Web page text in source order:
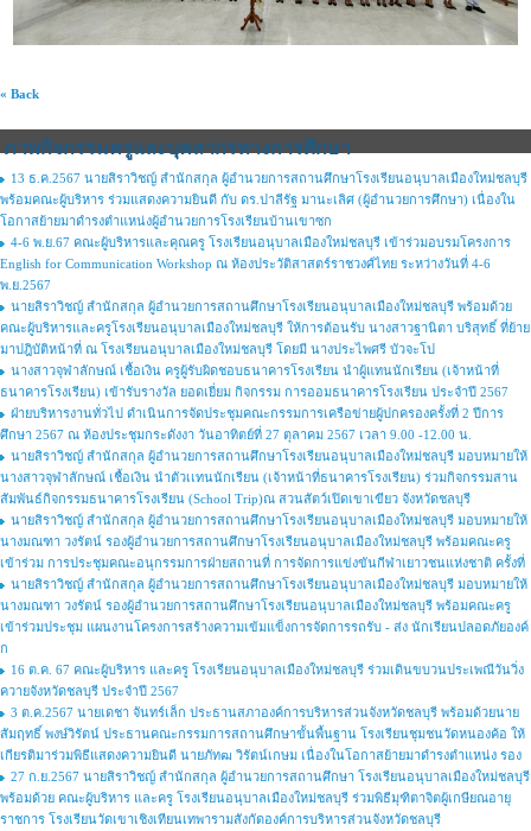
« Back
ภาพกิจกรรมครูและบุคลากรทางการศึกษา
13 ธ.ค.2567 นายสิราวิชญ์ สำนักสกุล ผู้อำนวยการสถานศึกษาโรงเรียนอนุบาลเมืองใหม่ชลบุรี
พร้อมคณะผู้บริหาร ร่วมแสดงความยินดี กับ ดร.ปาลีรัฐ มานะเลิศ (ผู้อำนวยการศึกษา) เนื่องใน
โอกาสย้ายมาดำรงตำแหน่งผู้อำนวยการโรงเรียนบ้านเขาซก
4-6 พ.ย.67 คณะผู้บริหารและคุณครู โรงเรียนอนุบาลเมืองใหม่ชลบุรี เข้าร่วมอบรมโครงการ
English for Communication Workshop ณ ห้องประวัติสาสตร์ราชวงศ์ไทย ระหว่างวันที่ 4-6
พ.ย.2567
นายสิราวิชญ์ สำนักสกุล ผู้อำนวยการสถานศึกษาโรงเรียนอนุบาลเมืองใหม่ชลบุรี พร้อมด้วย
คณะผู้บริหารและครูโรงเรียนอนุบาลเมืองใหม่ชลบุรี ให้การต้อนรับ นางสาวฐานิตา บริสุทธิ์ ที่ย้าย
มาปฎิบัติหน้าที่ ณ โรงเรียนอนุบาลเมืองใหม่ชลบุรี โดยมี นางประไพศรี บัวจะโป
นางสาวจุฬาลักษณ์ เชื้อเงิน ครูผู้รับผิดชอบธนาคารโรงเรียน นำผู้แทนนักเรียน (เจ้าหน้าที่
ธนาคารโรงเรียน) เข้ารับรางวัล ยอดเยี่ยม กิจกรรม การออมธนาคารโรงเรียน ประจำปี 2567
ฝ่ายบริหารงานทั่วไป ดำเนินการจัดประชุมคณะกรรมการเครือข่ายผู้ปกครองครั้งที่ 2 ปีการ
ศึกษา 2567 ณ ห้องประชุมกระดังงา วันอาทิตย์ที่ 27 ตุลาคม 2567 เวลา 9.00 -12.00 น.
นายสิราวิชญ์ สำนักสกุล ผู้อำนวยการสถานศึกษาโรงเรียนอนุบาลเมืองใหม่ชลบุรี มอบหมายให้
นางสาวจุฬาลักษณ์ เชื้อเงิน นำตัวเเทนนักเรียน (เจ้าหน้าที่ธนาคารโรงเรียน) ร่วมกิจกรรมสาน
สัมพันธ์กิจกรรมธนาคารโรงเรียน (School Trip)ณ สวนสัตว์เปิดเขาเขียว จังหวัดชลบุรี
นายสิราวิชญ์ สำนักสกุล ผู้อำนวยการสถานศึกษาโรงเรียนอนุบาลเมืองใหม่ชลบุรี มอบหมายให้
นางมณฑา วงรัตน์ รองผู้อำนวยการสถานศึกษาโรงเรียนอนุบาลเมืองใหม่ชลบุรี พร้อมคณะครู
เข้าร่วม การประชุมคณะอนุกรรมการฝ่ายสถานที่ การจัดการแข่งขันกีฬาเยาวชนแห่งชาติ ครั้งที่
นายสิราวิชญ์ สำนักสกุล ผู้อำนวยการสถานศึกษาโรงเรียนอนุบาลเมืองใหม่ชลบุรี มอบหมายให้
นางมณฑา วงรัตน์ รองผู้อำนวยการสถานศึกษาโรงเรียนอนุบาลเมืองใหม่ชลบุรี พร้อมคณะครู
เข้าร่วมประชุม แผนงานโครงการสร้างความเข้มแข็งการจัดการรถรับ - ส่ง นักเรียนปลอดภัยองค์
ก
16 ต.ค. 67 คณะผู้บริหาร และครู โรงเรียนอนุบาลเมืองใหม่ชลบุรี ร่วมเดินขบวนประเพณีวันวิ่ง
ควายจังหวัดชลบุรี ประจำปี 2567
3 ต.ค.2567 นายเดชา จันทร์เล็ก ประธานสภาองค์การบริหารส่วนจังหวัดชลบุรี พร้อมด้วยนาย
สัมฤทธิ์ พงษ์วิรัตน์ ประธานคณะกรรมการสถานศึกษาขั้นพื้นฐาน โรงเรียนชุมชนวัดหนองค้อ ให้
เกียรติมาร่วมพิธีแสดงความยินดี นายภัทฒ วิรัตน์เกษม เนื่องในโอกาสย้ายมาดำรงตำแหน่ง รอง
27 ก.ย.2567 นายสิราวิชญ์ สำนักสกุล ผู้อำนวยการสถานศึกษา โรงเรียนอนุบาลเมืองใหม่ชลบุรี
พร้อมด้วย คณะผู้บริหาร และครู โรงเรียนอนุบาลเมืองใหม่ชลบุรี ร่วมพิธีมุฑิตาจิตผู้เกษียณอายุ
ราชการ โรงเรียนวัดเขาเชิงเทียนเทพารามสังกัดองค์การบริหารส่วนจังหวัดชลบุรี